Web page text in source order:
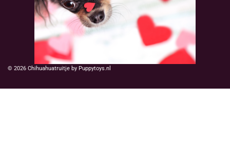
© 2026 Chihuahuatruitje by Puppytoys.nl